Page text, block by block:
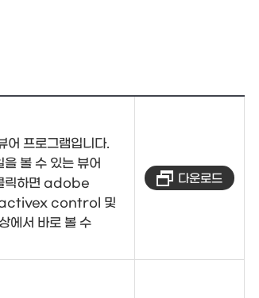
프로그램입니다.
볼 수 있는 뷰어
릭하면 adobe
activex control 및
에서 바로 볼 수
다운로드